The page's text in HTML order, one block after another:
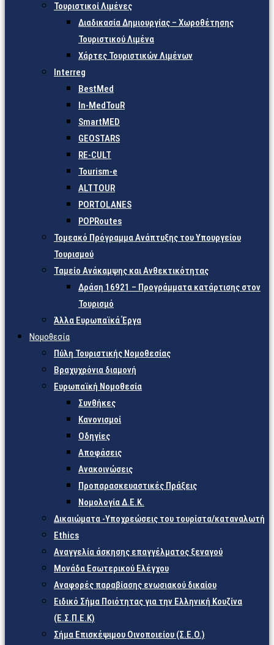
Τουριστικοί Λιμένες
Διαδικασία Δημιουργίας – Χωροθέτησης
Τουριστικού Λιμένα
Χάρτες Τουριστικών Λιμένων
Interreg
BestMed
In-MedTouR
SmartMED
GEOSTARS
RE-CULT
Tourism-e
ALTTOUR
PORTOLANES
POPRoutes
Τομεακό Πρόγραμμα Ανάπτυξης του Υπουργείου
Τουρισμού
Ταμείο Ανάκαμψης και Ανθεκτικότητας
Δράση 16921 – Προγράμματα κατάρτισης στον
Τουρισμό
Άλλα Ευρωπαϊκά Έργα
Νομοθεσία
Πύλη Τουριστικής Νομοθεσίας
Βραχυχρόνια διαμονή
Ευρωπαϊκή Νομοθεσία
Συνθήκες
Κανονισμοί
Οδηγίες
Αποφάσεις
Ανακοινώσεις
Προπαρασκευαστικές Πράξεις
Νομολογία Δ.Ε.Κ.
Δικαιώματα -Υποχρεώσεις του τουρίστα/καταναλωτή
Ethics
Αναγγελία άσκησης επαγγέλματος ξεναγού
Μονάδα Εσωτερικού Ελέγχου
Αναφορές παραβίασης ενωσιακού δικαίου
Ειδικό Σήμα Ποιότητας για την Ελληνική Κουζίνα
(Ε.Σ.Π.Ε.Κ)
Σήμα Επισκέψιμου Οινοποιείου (Σ.Ε.Ο.)